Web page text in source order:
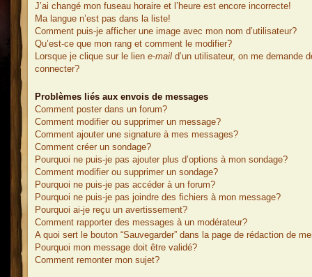
J’ai changé mon fuseau horaire et l’heure est encore incorrecte!
Ma langue n’est pas dans la liste!
Comment puis-je afficher une image avec mon nom d’utilisateur?
Qu’est-ce que mon rang et comment le modifier?
Lorsque je clique sur le lien e-mail d’un utilisateur, on me demande
connecter?
Problèmes liés aux envois de messages
Comment poster dans un forum?
Comment modifier ou supprimer un message?
Comment ajouter une signature à mes messages?
Comment créer un sondage?
Pourquoi ne puis-je pas ajouter plus d’options à mon sondage?
Comment modifier ou supprimer un sondage?
Pourquoi ne puis-je pas accéder à un forum?
Pourquoi ne puis-je pas joindre des fichiers à mon message?
Pourquoi ai-je reçu un avertissement?
Comment rapporter des messages à un modérateur?
A quoi sert le bouton “Sauvegarder” dans la page de rédaction de
Pourquoi mon message doit être validé?
Comment remonter mon sujet?